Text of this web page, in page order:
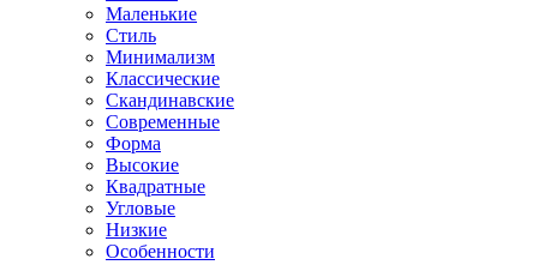
Маленькие
Стиль
Минимализм
Классические
Скандинавские
Современные
Форма
Высокие
Квадратные
Угловые
Низкие
Особенности